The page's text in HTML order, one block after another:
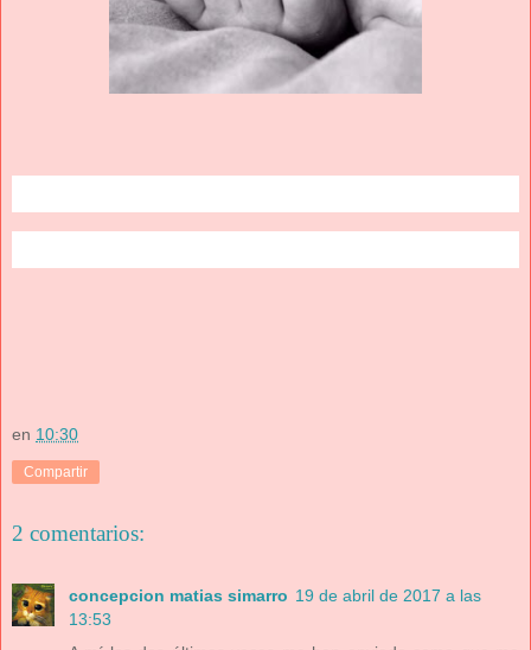
en 10:30
Compartir
2 comentarios:
concepcion matias simarro 19 de abril de 2017 a las
13:53